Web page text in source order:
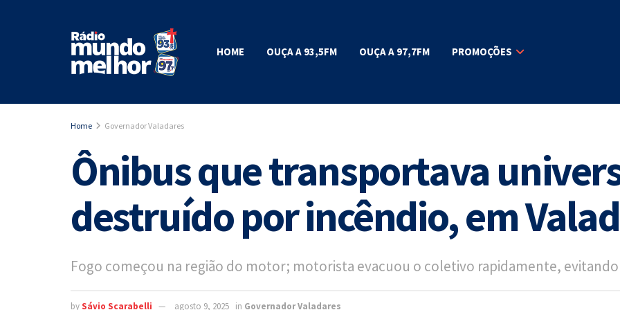
HOME OUÇA A 93,5FM OUÇA A 97,7FM PROMOÇÕES
Home Governador Valadares
Ônibus que transportava
destruído por incêndio, em
Fogo começou na região do motor; motorista evacuou o coletivo rapidamente,
bySávio Scarabelli agosto 9, 2025 in Governador Valadares